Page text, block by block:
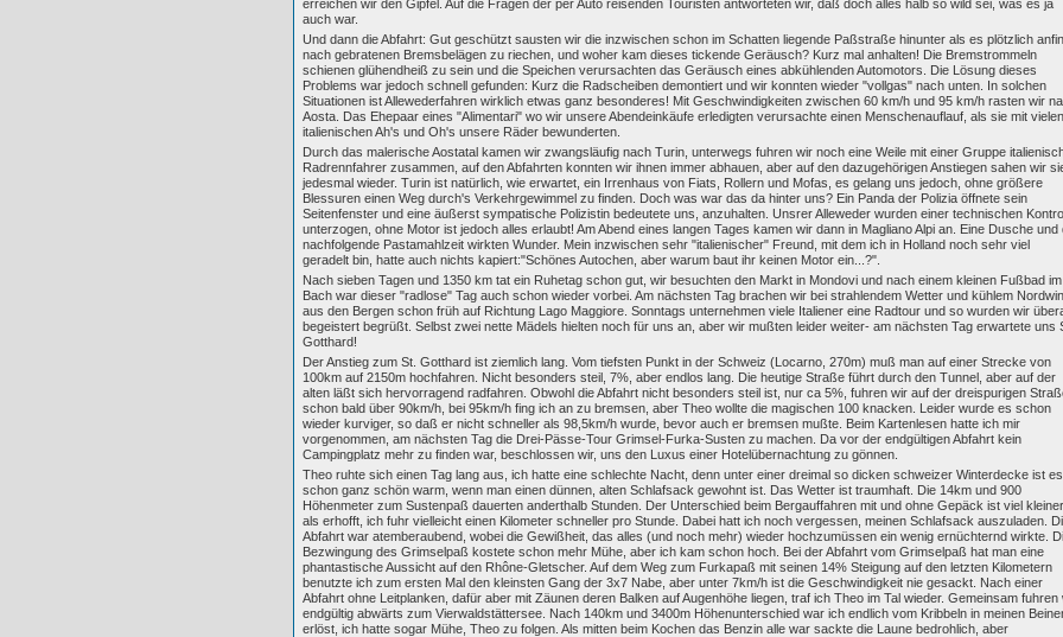
erreichen wir den Gipfel. Auf die Fragen der per Auto reisenden Touristen antworteten wir, daß doch alles halb so wild sei, was es ja
auch war.
Und dann die Abfahrt: Gut geschützt sausten wir die inzwischen schon im Schatten liegende Paßstraße hinunter als es plötzlich
nach gebratenen Bremsbelägen zu riechen, und woher kam dieses tickende Geräusch? Kurz mal anhalten! Die Bremstrommeln
schienen glühendheiß zu sein und die Speichen verursachten das Geräusch eines abkühlenden Automotors. Die Lösung dieses
Problems war jedoch schnell gefunden: Kurz die Radscheiben demontiert und wir konnten wieder "vollgas" nach unten. In solchen
Situationen ist Allewederfahren wirklich etwas ganz besonderes! Mit Geschwindigkeiten zwischen 60 km/h und 95 km/h rasten wir
Aosta. Das Ehepaar eines "Alimentari" wo wir unsere Abendeinkäufe erledigten verursachte einen Menschenauflauf, als sie mit vielen
italienischen Ah's und Oh's unsere Räder bewunderten.
Durch das malerische Aostatal kamen wir zwangsläufig nach Turin, unterwegs fuhren wir noch eine Weile mit einer Gruppe
Radrennfahrer zusammen, auf den Abfahrten konnten wir ihnen immer abhauen, aber auf den dazugehörigen Anstiegen sahen wir
jedesmal wieder. Turin ist natürlich, wie erwartet, ein Irrenhaus von Fiats, Rollern und Mofas, es gelang uns jedoch, ohne größere
Blessuren einen Weg durch's Verkehrgewimmel zu finden. Doch was war das da hinter uns? Ein Panda der Polizia öffnete sein
Seitenfenster und eine äußerst sympatische Polizistin bedeutete uns, anzuhalten. Unsrer Alleweder wurden einer technischen
unterzogen, ohne Motor ist jedoch alles erlaubt! Am Abend eines langen Tages kamen wir dann in Magliano Alpi an. Eine Dusche und
nachfolgende Pastamahlzeit wirkten Wunder. Mein inzwischen sehr "italienischer" Freund, mit dem ich in Holland noch sehr viel
geradelt bin, hatte auch nichts kapiert:"Schönes Autochen, aber warum baut ihr keinen Motor ein...?".
Nach sieben Tagen und 1350 km tat ein Ruhetag schon gut, wir besuchten den Markt in Mondovi und nach einem kleinen Fußbad im
Bach war dieser "radlose" Tag auch schon wieder vorbei. Am nächsten Tag brachen wir bei strahlendem Wetter und kühlem
aus den Bergen schon früh auf Richtung Lago Maggiore. Sonntags unternehmen viele Italiener eine Radtour und so wurden wir
begeistert begrüßt. Selbst zwei nette Mädels hielten noch für uns an, aber wir mußten leider weiter- am nächsten Tag erwartete uns
Gotthard!
Der Anstieg zum St. Gotthard ist ziemlich lang. Vom tiefsten Punkt in der Schweiz (Locarno, 270m) muß man auf einer Strecke von
100km auf 2150m hochfahren. Nicht besonders steil, 7%, aber endlos lang. Die heutige Straße führt durch den Tunnel, aber auf der
alten läßt sich hervorragend radfahren. Obwohl die Abfahrt nicht besonders steil ist, nur ca 5%, fuhren wir auf der dreispurigen
schon bald über 90km/h, bei 95km/h fing ich an zu bremsen, aber Theo wollte die magischen 100 knacken. Leider wurde es schon
wieder kurviger, so daß er nicht schneller als 98,5km/h wurde, bevor auch er bremsen mußte. Beim Kartenlesen hatte ich mir
vorgenommen, am nächsten Tag die Drei-Pässe-Tour Grimsel-Furka-Susten zu machen. Da vor der endgültigen Abfahrt kein
Campingplatz mehr zu finden war, beschlossen wir, uns den Luxus einer Hotelübernachtung zu gönnen.
Theo ruhte sich einen Tag lang aus, ich hatte eine schlechte Nacht, denn unter einer dreimal so dicken schweizer Winterdecke ist es
schon ganz schön warm, wenn man einen dünnen, alten Schlafsack gewohnt ist. Das Wetter ist traumhaft. Die 14km und 900
Höhenmeter zum Sustenpaß dauerten anderthalb Stunden. Der Unterschied beim Bergauffahren mit und ohne Gepäck ist viel kleiner
als erhofft, ich fuhr vielleicht einen Kilometer schneller pro Stunde. Dabei hatt ich noch vergessen, meinen Schlafsack auszuladen.
Abfahrt war atemberaubend, wobei die Gewißheit, das alles (und noch mehr) wieder hochzumüssen ein wenig ernüchternd wirkte.
Bezwingung des Grimselpaß kostete schon mehr Mühe, aber ich kam schon hoch. Bei der Abfahrt vom Grimselpaß hat man eine
phantastische Aussicht auf den Rhône-Gletscher. Auf dem Weg zum Furkapaß mit seinen 14% Steigung auf den letzten Kilometern
benutzte ich zum ersten Mal den kleinsten Gang der 3x7 Nabe, aber unter 7km/h ist die Geschwindigkeit nie gesackt. Nach einer
Abfahrt ohne Leitplanken, dafür aber mit Zäunen deren Balken auf Augenhöhe liegen, traf ich Theo im Tal wieder. Gemeinsam fuhren
endgültig abwärts zum Vierwaldstättersee. Nach 140km und 3400m Höhenunterschied war ich endlich vom Kribbeln in meinen
erlöst, ich hatte sogar Mühe, Theo zu folgen. Als mitten beim Kochen das Benzin alle war sackte die Laune bedrohlich, aber